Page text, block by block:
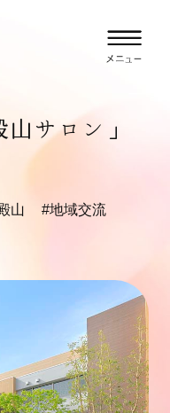
サロン」
山
#地域交流